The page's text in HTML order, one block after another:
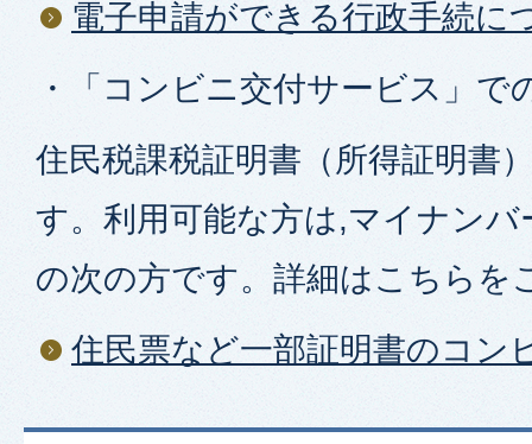
電子申請ができる行政手続に
・「コンビニ交付サービス」で
住民税課税証明書（所得証明書
す。利用可能な方は,マイナン
の次の方です。詳細はこちらを
住民票など一部証明書のコン